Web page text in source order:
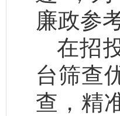
廉政参
在招
台筛查
查，精